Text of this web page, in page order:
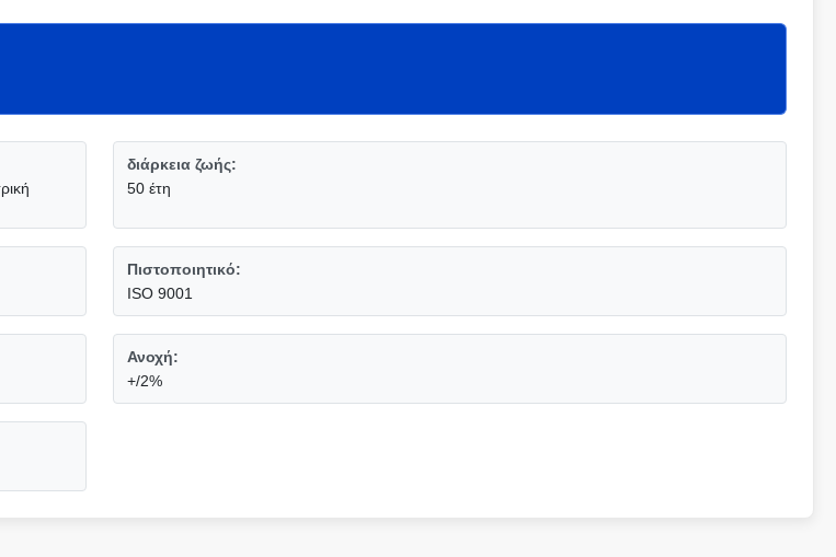
διάρκεια ζωής:
50 έτη
Πιστοποιητικό:
ISO 9001
Ανοχή:
+/2%